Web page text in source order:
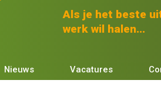
Als je het beste
werk wil halen...
Nieuws Vacatures